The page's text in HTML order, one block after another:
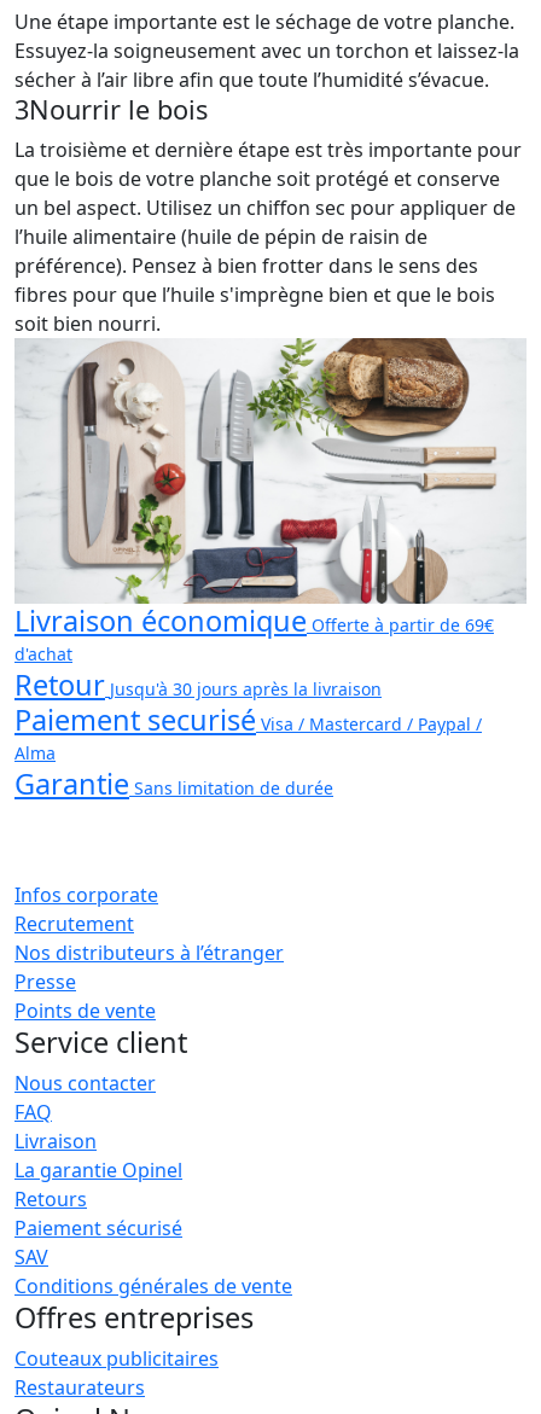
Une étape importante est le séchage de votre planche.
Essuyez-la soigneusement avec un torchon et laissez-la
sécher à l’air libre afin que toute l’humidité s’évacue.
3Nourrir le bois
La troisième et dernière étape est très importante pour
que le bois de votre planche soit protégé et conserve
un bel aspect. Utilisez un chiffon sec pour appliquer de
l’huile alimentaire (huile de pépin de raisin de
préférence). Pensez à bien frotter dans le sens des
fibres pour que l’huile s'imprègne bien et que le bois
soit bien nourri.
Livraison économique Offerte à partir de 69€
d'achat
Retour Jusqu'à 30 jours après la livraison
Paiement securisé Visa / Mastercard / Paypal /
Alma
Garantie Sans limitation de durée
Infos corporate
Recrutement
Nos distributeurs à l’étranger
Presse
Points de vente
Service client
Nous contacter
FAQ
Livraison
La garantie Opinel
Retours
Paiement sécurisé
SAV
Conditions générales de vente
Offres entreprises
Couteaux publicitaires
Restaurateurs